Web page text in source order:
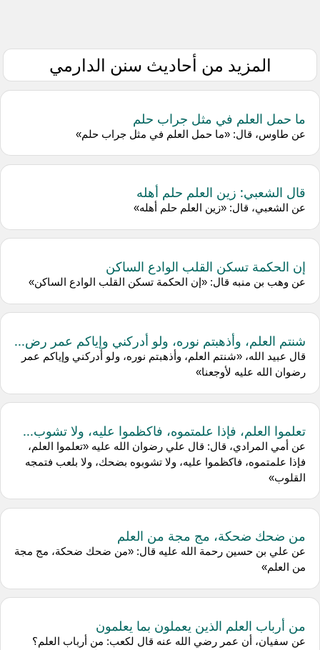
المزيد من أحاديث سنن الدارمي
ما حمل العلم في مثل جراب حلم
عن طاوس، قال: «ما حمل العلم في مثل جراب حلم»
قال الشعبي: زين العلم حلم أهله
عن الشعبي، قال: «زين العلم حلم أهله»
إن الحكمة تسكن القلب الوادع الساكن
عن وهب بن منبه قال: «إن الحكمة تسكن القلب الوادع الساكن»
شنتم العلم، وأذهبتم نوره، ولو أدركني وإياكم عمر رض...
قال عبيد الله، «شنتم العلم، وأذهبتم نوره، ولو أدركني وإياكم عمر
رضوان الله عليه لأوجعنا»
تعلموا العلم، فإذا علمتموه، فاكظموا عليه، ولا تشوب...
عن أمي المرادي، قال: قال علي رضوان الله عليه «تعلموا العلم،
فإذا علمتموه، فاكظموا عليه، ولا تشوبوه بضحك، ولا بلعب فتمجه
القلوب»
من ضحك ضحكة، مج مجة من العلم
عن علي بن حسين رحمة الله عليه قال: «من ضحك ضحكة، مج مجة
من العلم»
من أرباب العلم الذين يعملون بما يعلمون
عن سفيان، أن عمر رضي الله عنه قال لكعب: من أرباب العلم؟